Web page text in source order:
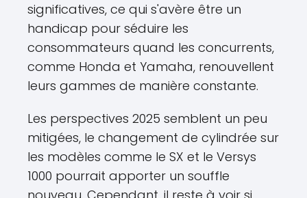
significatives, ce qui s'avère être un
handicap pour séduire les
consommateurs quand les concurrents,
comme Honda et Yamaha, renouvellent
leurs gammes de manière constante.
Les perspectives 2025 semblent un peu
mitigées, le changement de cylindrée sur
les modèles comme le SX et le Versys
1000 pourrait apporter un souffle